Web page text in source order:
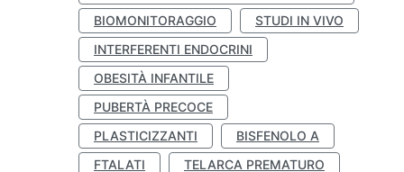
BIOMONITORAGGIO
STUDI IN VIVO
INTERFERENTI ENDOCRINI
OBESITÀ INFANTILE
PUBERTÀ PRECOCE
PLASTICIZZANTI
BISFENOLO A
FTALATI
TELARCA PREMATURO